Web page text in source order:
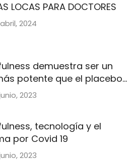
LOCAS PARA DOCTORES
2024
demuestra ser un
potente que el placebo
el dolor
2023
tecnología y el
por Covid 19
2023